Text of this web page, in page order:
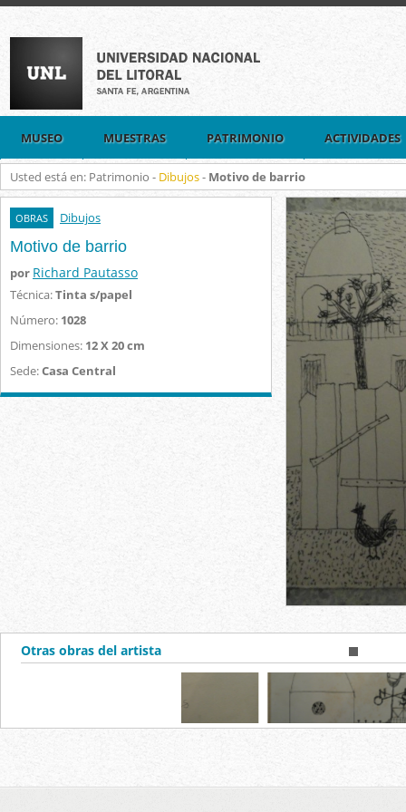
MUSEO MUESTRAS PATRIMONIO ACTIVIDADES
Usted está en: Patrimonio - Dibujos- Motivo de barrio
OBRAS Dibujos
Motivo de barrio
por Richard Pautasso
Técnica:Tinta s/papel
Número: 1028
Dimensiones: 12 X 20 cm
Sede:Casa Central
Otras obras del artista